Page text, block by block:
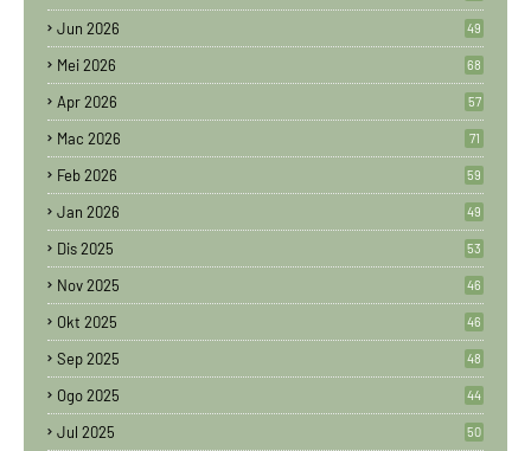
Jun 2026 49
Mei 2026 68
Apr 2026 57
Mac 2026 71
Feb 2026 59
Jan 2026 49
Dis 2025 53
Nov 2025 46
Okt 2025 46
Sep 2025 48
Ogo 2025 44
Jul 2025 50